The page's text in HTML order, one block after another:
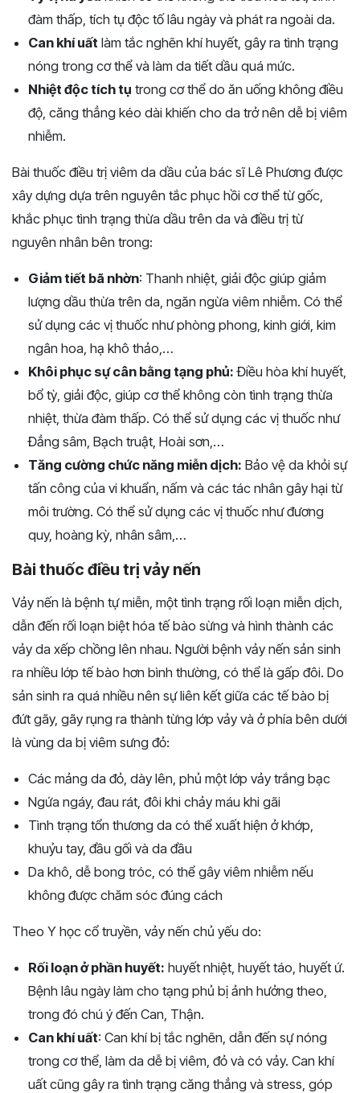
đàm thấp, tích tụ độc tố lâu ngày và phát ra ngoài da.
Can khí uất làm tắc nghẽn khí huyết, gây ra tình trạng
nóng trong cơ thể và làm da tiết dầu quá mức.
Nhiệt độc tích tụ trong cơ thể do ăn uống không điều
độ, căng thẳng kéo dài khiến cho da trở nên dễ bị viêm
nhiễm.
Bài thuốc điều trị viêm da dầu của bác sĩ Lê Phương được
xây dựng dựa trên nguyên tắc phục hồi cơ thể từ gốc,
khắc phục tình trạng thừa dầu trên da và điều trị từ
nguyên nhân bên trong:
Giảm tiết bã nhờn: Thanh nhiệt, giải độc giúp giảm
lượng dầu thừa trên da, ngăn ngừa viêm nhiễm. Có thể
sử dụng các vị thuốc nhưphòng phong, kinh giới, kim
ngân hoa, hạ khô thảo,…
Khôi phục sự cân bằng tạng phủ: Điều hòa khí huyết,
bổ tỳ, giải độc, giúp cơ thể không còn tình trạng thừa
nhiệt, thừa đàm thấp. Có thể sử dụng các vị thuốc như
Đẳng sâm, Bạch truật, Hoài sơn,…
Tăng cường chức năng miễn dịch: Bảo vệ da khỏi sự
tấn công của vi khuẩn, nấm và các tác nhân gây hại từ
môi trường. Có thể sử dụng các vị thuốc nhưđương
quy, hoàng kỳ, nhân sâm,…
Bài thuốc điều trị vảy nến
Vảy nến là bệnh tự miễn, một tình trạng rối loạn miễn dịch,
dẫn đến rối loạn biệt hóa tế bào sừng và hình thành các
vảy da xếp chồng lên nhau. Người bệnh vảy nến sản sinh
ra nhiều lớp tế bào hơn bình thường, có thể là gấp đôi. Do
sản sinh ra quá nhiều nên sự liên kết giữa các tế bào bị
đứt gãy, gãy rụng ra thành từng lớp vảy và ở phía bên dưới
là vùng da bị viêm sưng đỏ:
Các mảng da đỏ, dày lên, phủ một lớp vảy trắng bạc
Ngứa ngáy, đau rát, đôi khi chảy máu khi gãi
Tình trạng tổn thương da có thể xuất hiện ở khớp,
khuỷu tay, đầu gối và da đầu
Da khô, dễ bong tróc, có thể gây viêm nhiễm nếu
không được chăm sóc đúng cách
Theo Y học cổ truyền, vảy nến chủ yếu do:
Rối loạn ở phần huyết: huyết nhiệt, huyết táo, huyết ứ.
Bệnh lâu ngày làm cho tạng phủ bị ảnh hưởng theo,
trong đó chú ý đến Can, Thận.
Can khí uất: Can khí bị tắc nghẽn, dẫn đến sự nóng
trong cơ thể, làm da dễ bị viêm, đỏ và có vảy. Can khí
uất cũng gây ra tình trạng căng thẳng và stress, góp